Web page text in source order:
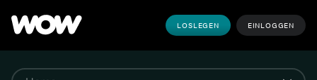
LOSLEGEN EINLOGGEN